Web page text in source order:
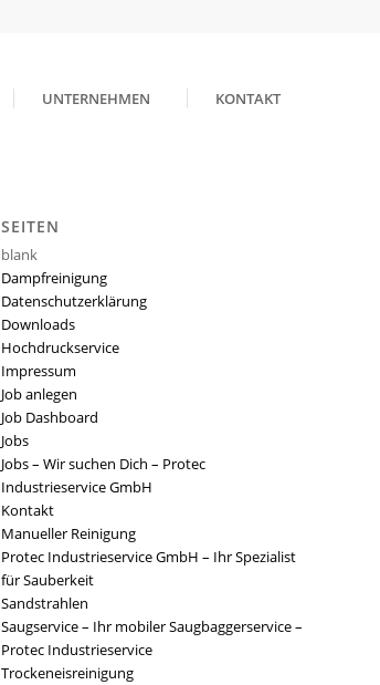
UNTERNEHMEN KONTAKT
SEITEN
blank
Dampfreinigung
Datenschutzerklärung
Downloads
Hochdruckservice
Impressum
Job anlegen
Job Dashboard
Jobs
Jobs – Wir suchen Dich – Protec
Industrieservice GmbH
Kontakt
Manueller Reinigung
Protec Industrieservice GmbH – Ihr Spezialist
für Sauberkeit
Sandstrahlen
Saugservice – Ihr mobiler Saugbaggerservice –
Protec Industrieservice
Trockeneisreinigung